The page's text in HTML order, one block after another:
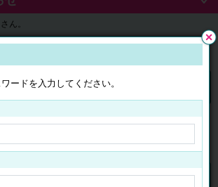
ん。
ログイン
ービス マイページ
ードを入力してください。